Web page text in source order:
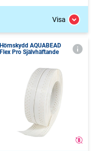
Visa
Hörnskydd AQUABEAD
Flex Pro Självhäftande